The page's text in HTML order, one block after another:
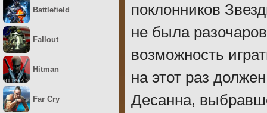
поклонников
не была
возможность
на этот раз
Десанна,
Battlefield
Fallout
Hitman
Far Cry